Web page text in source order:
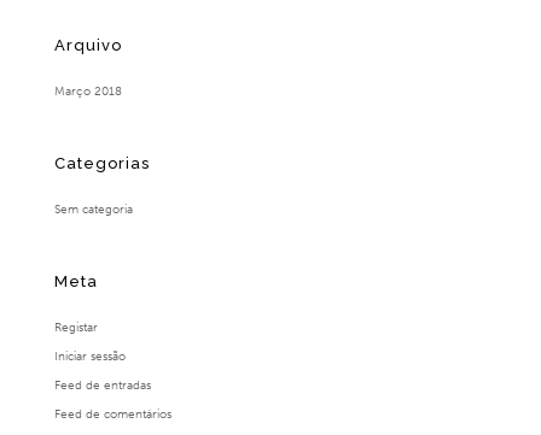
Arquivo
Março 2018
Categorias
Sem categoria
Meta
Registar
Iniciar sessão
Feed de entradas
Feed de comentários